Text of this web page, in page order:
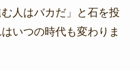
人はバカだ」と石を投
いつの時代も変わりま